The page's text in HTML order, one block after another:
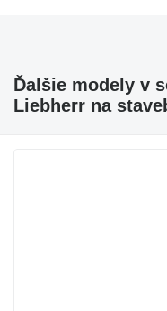
Ďalšie modely v
Liebherr na